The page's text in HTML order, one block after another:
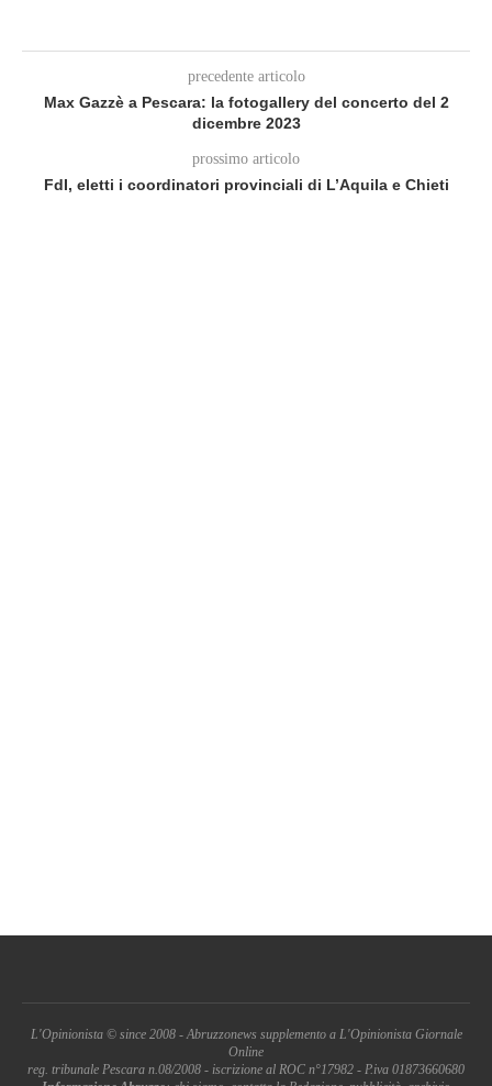
precedente articolo
Max Gazzè a Pescara: la fotogallery del concerto del 2
dicembre 2023
prossimo articolo
FdI, eletti i coordinatori provinciali di L’Aquila e Chieti
L'Opinionista © since 2008 - Abruzzonews supplemento a L'Opinionista Giornale
Online
reg. tribunale Pescara n.08/2008 - iscrizione al ROC n°17982 - P.iva 01873660680